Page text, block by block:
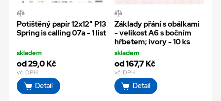
Potištěný papír 12x12" P13
Spring is calling 07a - 1 list
skladem
od 29,0 Kč
vč. DPH
Detail
Základy přání s obálkami
- velikost A6 s bočním
hřbetem; ivory - 10 ks
skladem
od 167,7 Kč
vč. DPH
Detail